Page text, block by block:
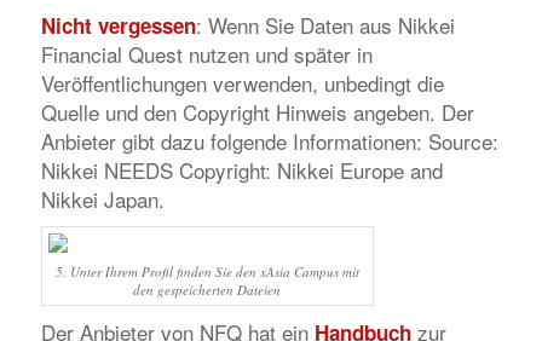
Nicht vergessen: Wenn Sie Daten aus Nikkei
Financial Questnutzen und später in
Veröffentlichungen verwenden, unbedingt die
Quelle und den Copyright Hinweis angeben. Der
Anbieter gibt dazu folgende Informationen: Source:
Nikkei NEEDS Copyright: Nikkei Europe and
Nikkei Japan.
5. Unter Ihrem Profil finden Sie den xAsia Campus mit
den gespeicherten Dateien
Der Anbieter von NFQ hat ein Handbuch zur